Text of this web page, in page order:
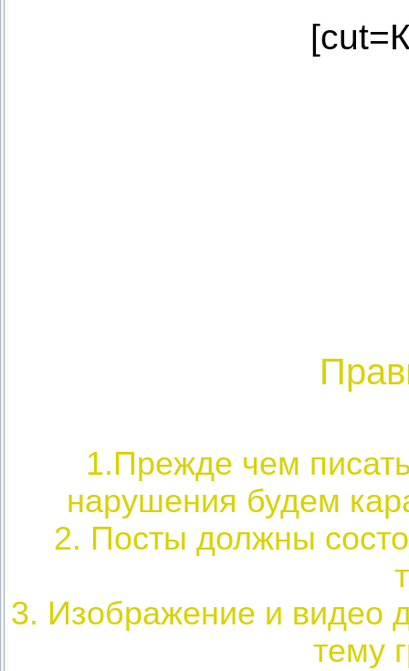
1.Прежде чем
нарушения будем
2. Посты должны
3. Изображение и видео
тему